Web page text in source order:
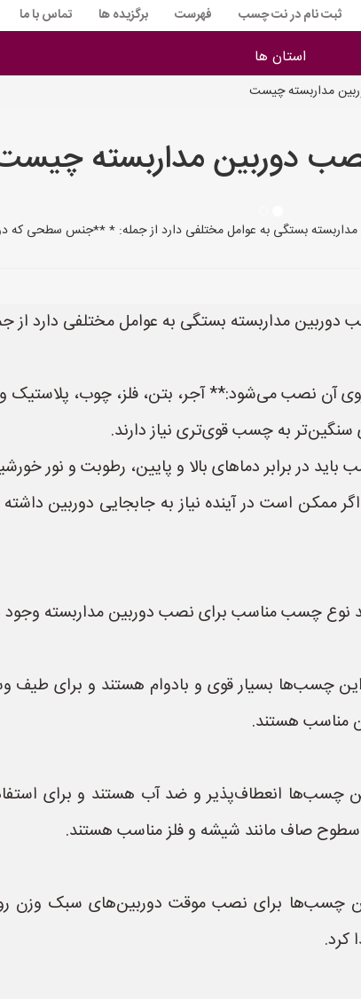
ثبت نام در نت چسب فهرست برگزیده ها تماس با ما
استان ها
مداربسته چیست
دوربین مداربسته
بستگی به عوامل مختلفی دارد از جمله: * **جنس سطحی که
مداربسته بستگی به عوامل مختلفی دارد از
نصب می‌شود:** آجر، بتن، فلز، چوب، پلاستیک و
به چسب قوی‌تری نیاز دارند.
در برابر دماهای بالا و پایین، رطوبت و نور
ممکن است در آینده نیاز به جابجایی دوربین
نوع چسب مناسب برای نصب دوربین مداربسته وجود
بسیار قوی و بادوام هستند و برای طیف
مناسب هستند.
انعطاف‌پذیر و ضد آب هستند و برای
صاف مانند شیشه و فلز مناسب هستند.
چسب‌ها برای نصب موقت دوربین‌های سبک
کرد.